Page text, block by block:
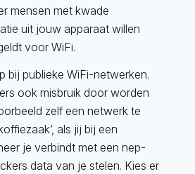
mensen met kwade
uit jouw apparaat willen
voor WiFi.
bij publieke WiFi-netwerken.
ook misbruik door worden
zelf een netwerk te
als jij bij een
je verbindt met een nep-
data van je stelen. Kies er